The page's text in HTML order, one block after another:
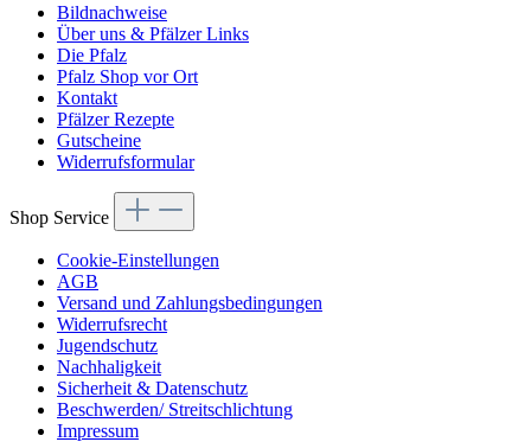
Bildnachweise
Über uns & Pfälzer Links
Die Pfalz
Pfalz Shop vor Ort
Kontakt
Pfälzer Rezepte
Gutscheine
Widerrufsformular
Shop Service
Cookie-Einstellungen
AGB
Versand und Zahlungsbedingungen
Widerrufsrecht
Jugendschutz
Nachhaligkeit
Sicherheit & Datenschutz
Beschwerden/ Streitschlichtung
Impressum